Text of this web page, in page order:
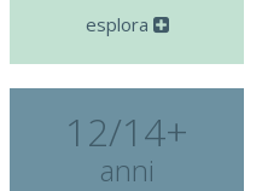
esplora
12/14+
anni